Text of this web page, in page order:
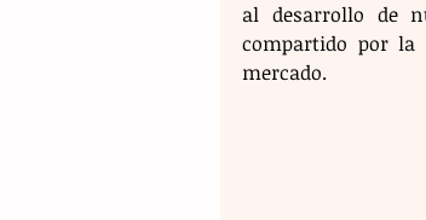
al desarrollo de
compartido por la
mercado.